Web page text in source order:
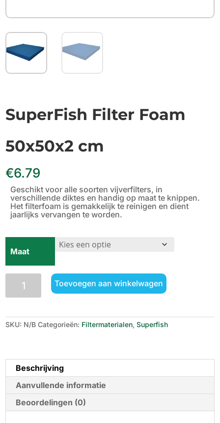
SuperFish Filter Foam
50x50x2 cm
€6.79
Geschikt voor alle soorten vijverfilters, in
verschillende diktes en handig op maat te knippen.
Het filterfoam is gemakkelijk te reinigen en dient
jaarlijks vervangen te worden.
Maat
SuperFish
Filter
aantal
Toevoegen aan winkelwagen
SKU: N/B Categorieën: Filtermaterialen,Superfish
Beschrijving
Aanvullende informatie
Beoordelingen (0)